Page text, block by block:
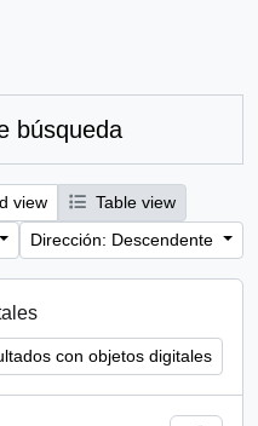
búsqueda
view
Table view
Dirección: Descendente
con objetos digitales